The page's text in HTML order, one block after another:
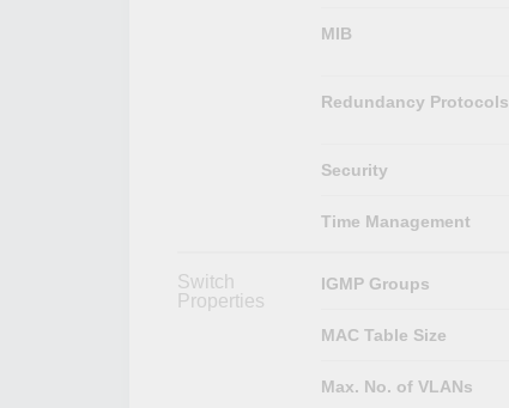
MIB
Redundancy Protocols
Security
Time Management
Switch
Properties
IGMP Groups
MAC Table Size
Max. No. of VLANs